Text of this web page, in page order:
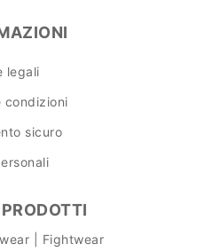
legali
condizioni
sicuro
| Fightwear